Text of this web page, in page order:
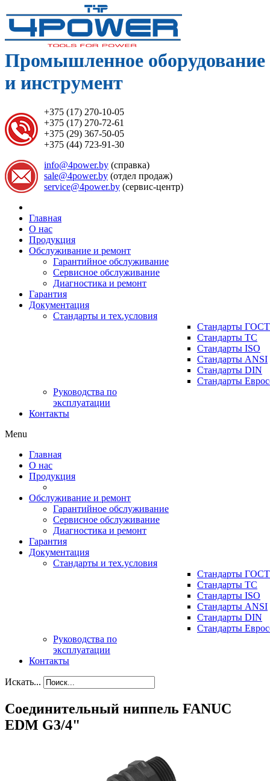
Промышленное оборудование
и инструмент
+375 (17) 270-10-05
+375 (17) 270-72-61
+375 (29) 367-50-05
+375 (44) 723-91-30
info@4power.by (справка)
sale@4power.by (отдел продаж)
service@4power.by (сервис-центр)
Главная
О нас
Продукция
Обслуживание и ремонт
Гарантийное обслуживание
Сервисное обслуживание
Диагностика и ремонт
Гарантия
Документация
Стандарты и тех.условия
Стандарты ГОСТ
Стандарты ТС
Стандарты ISO
Стандарты ANSI
Стандарты DIN
Стандарты
Руководства по
эксплуатации
Контакты
Menu
Главная
О нас
Продукция
Обслуживание и ремонт
Гарантийное обслуживание
Сервисное обслуживание
Диагностика и ремонт
Гарантия
Документация
Стандарты и тех.условия
Стандарты ГОСТ
Стандарты ТС
Стандарты ISO
Стандарты ANSI
Стандарты DIN
Стандарты
Руководства по
эксплуатации
Контакты
Искать...
Соединительный ниппель FANUC
EDM G3/4"